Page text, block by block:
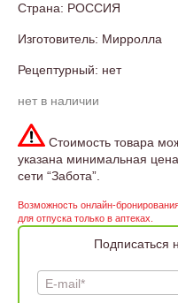
Страна: РОССИЯ
Изготовитель: Мирролла
Рецептурный: нет
нет в наличии
Стоимость товара
указана минимальная
сети “Забота”.
Возможность онлайн-
для отпуска только в аптеках.
Подписаться
E-mail*